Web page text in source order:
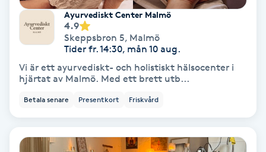
Fotmassage
Fotsvamp
Fotvård
Fransar
Fransborttagning
Ayurvediskt Center Malmö
4.9
Skeppsbron 5, Malmö
Tider fr. 14:30, mån 10 aug.
Vi är ett ayurvediskt- och holistiskt hälsocenter i
hjärtat av Malmö. Med ett brett utb...
Betala senare Presentkort Friskvård